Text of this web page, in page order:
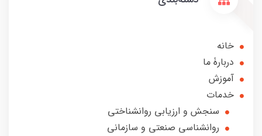
خانه
دربارۀ ما
آموزش
خدمات
سنجش و ارزیابی روانشناختی
روانشناسی صنعتی و سازمانی